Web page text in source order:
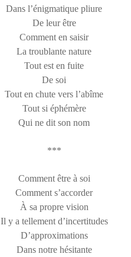
Dans l’énigmatique pliure
De leur être
Comment en saisir
La troublante nature
Tout est en fuite
De soi
Tout en chute vers l’abîme
Tout si éphémère
Qui ne dit son nom
***
Comment être à soi
Comment s’accorder
À sa propre vision
Il y a tellement d’incertitudes
D’approximations
Dans notre hésitante